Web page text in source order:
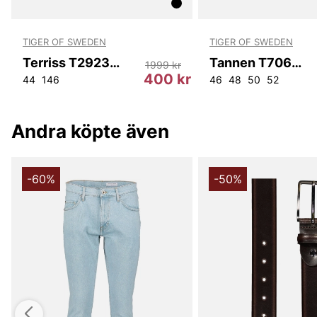
TIGER OF SWEDEN
Terriss T29233 050
44 146 400 kr
1999 kr
TIGER OF SWEDEN
Tannen T70699 050
46 48 50 52
Andra köpte även
-60% -50%